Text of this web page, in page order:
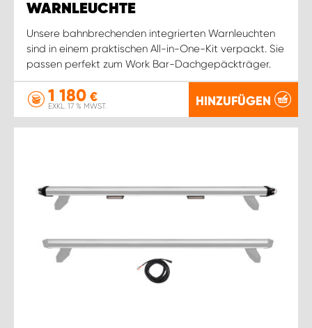
WARNLEUCHTE
Unsere bahnbrechenden integrierten Warnleuchten
sind in einem praktischen All-in-One-Kit verpackt. Sie
passen perfekt zum Work Bar-Dachgepäckträger.
1 180 €
EXKL. 17 % MWST. HINZUFÜGEN